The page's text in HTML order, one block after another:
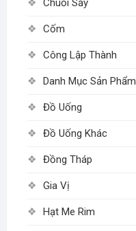
Chuối Sấy
Cốm
Công Lập Thành
Danh Mục Sản Phẩm
Đồ Uống
Đồ Uống Khác
Đồng Tháp
Gia Vị
Hạt Me Rim